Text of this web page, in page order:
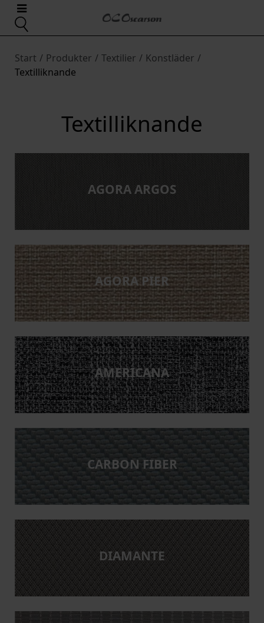
Start / Produkter / Textilier / Konstläder /
Textilliknande
Textilliknande
AGORA ARGOS
AGORA PIER
AMERICANA
CARBON FIBER
DIAMANTE